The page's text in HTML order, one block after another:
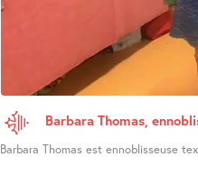
Barbara Thomas,
Barbara Thomas est ennoblisseuse